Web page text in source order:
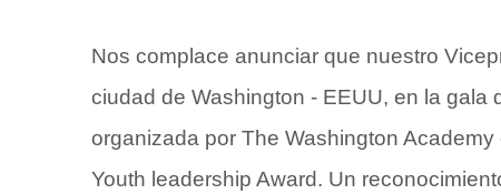
Nos complace anunciar que nuestro
ciudad de Washington - EEUU, en la gala
organizada por The Washington
Youth leadership Award. Un